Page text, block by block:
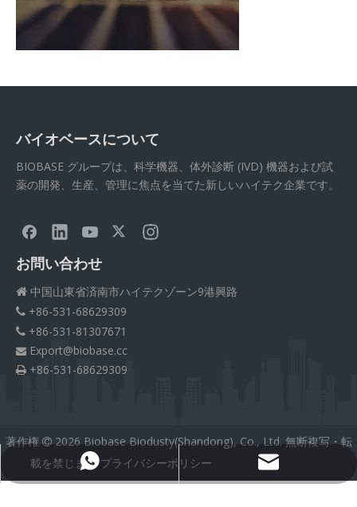
バイオベースについて
BIOBASE グループは、科学機器、体外診断 (IVD) 機器および試
薬の開発、生産、管理に焦点を当てた新しいハイテク企業です。
お問い合わせ
 中国山東省済南市ハイテクゾーン9港興路
 +86-531-68629309
 +86-531-81307671
 Export@biobase.cc
 +86-531-68629309
+8615965313270
Export@biobase.cc
著作権  2026 Biobase Biodusty(Shandong), Co., Ltd. 無断複写・転
載を禁じますプライバシーポリシー
外贸网站网站建设公司